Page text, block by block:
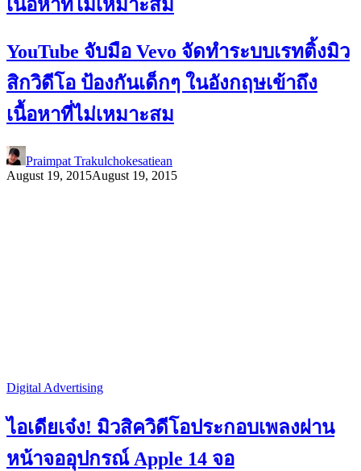
เนื้อหาที่ไม่เหมาะสม
YouTube จับมือ Vevo จัดทำระบบเรทติ้งมิว
สิกวิดีโอ ป้องกันเด็กๆ ในอังกฤษเข้าถึง
เนื้อหาที่ไม่เหมาะสม
Praimpat Trakulchokesatiean
August 19, 2015August 19, 2015
Digital Advertising
ไอเดียเจ๋ง! มิวสิควิดีโอประกอบเพลงผ่าน
หน้าจออุปกรณ์ Apple 14 จอ